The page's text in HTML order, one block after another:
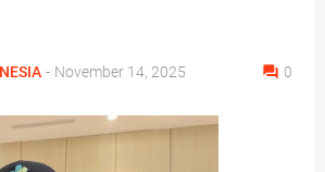
- November 14, 2025 0